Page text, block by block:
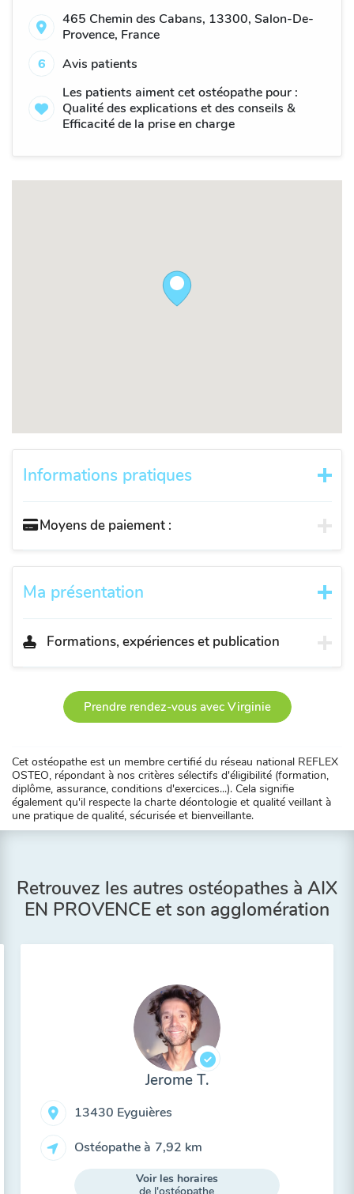
465 Chemin des Cabans, 13300, Salon-De-
Provence, France
6
Avis patients
Les patients aiment cet ostéopathe pour :
Qualité des explications et des conseils &
Efficacité de la prise en charge
Informations pratiques
Moyens de paiement :
Ma présentation
Formations, expériences et publication
Prendre rendez-vous avec Virginie
Cet ostéopathe est un membre certifié du réseau national REFLEX
OSTEO, répondant à nos critères sélectifs d'éligibilité (formation,
diplôme, assurance, conditions d'exercices...). Cela signifie
également qu'il respecte la charte déontologie et qualité veillant à
une pratique de qualité, sécurisée et bienveillante.
Retrouvez les autres ostéopathes à AIX
EN PROVENCE et son agglomération
Jerome T.
13430 Eyguières
Ostéopathe à 7,92 km
Voir les horaires